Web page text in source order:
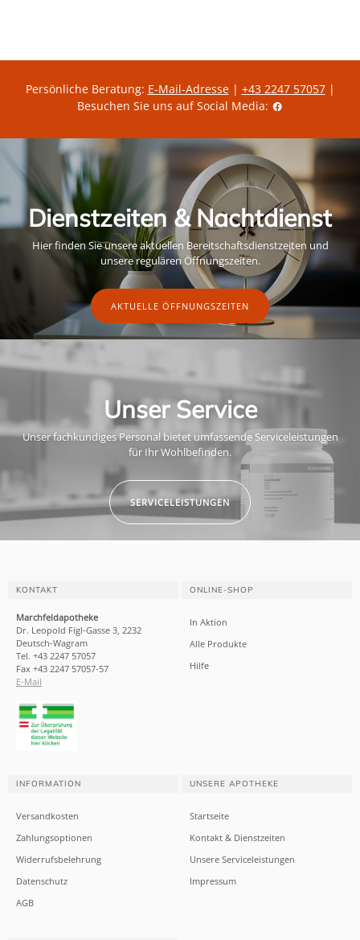
Persönliche Beratung: E-Mail-Adresse| +43 2247 57057|
Besuchen Sie uns auf Social Media:
Dienstzeiten & Nachtdienst
Hier finden Sie unsere aktuellen Bereitschaftsdienstzeiten und
unsere regulären Öffnungszeiten.
AKTUELLE ÖFFNUNGSZEITEN
Unser Service
Unser fachkundiges Personal bietet umfassende Serviceleistungen
für Ihr Wohlbefinden.
SERVICELEISTUNGEN
KONTAKT
Marchfeldapotheke
Dr. Leopold Figl-Gasse 3, 2232
Deutsch-Wagram
Tel. +43 2247 57057
Fax +43 2247 57057-57
E-Mail
ONLINE-SHOP
In Aktion
Alle Produkte
Hilfe
INFORMATION
Versandkosten
Zahlungsoptionen
Widerrufsbelehrung
Datenschutz
AGB
UNSERE APOTHEKE
Startseite
Kontakt & Dienstzeiten
Unsere Serviceleistungen
Impressum